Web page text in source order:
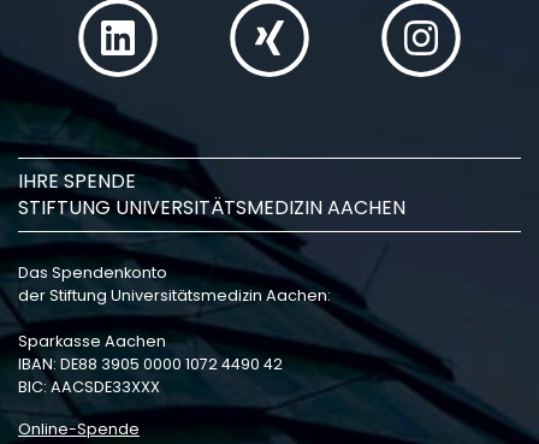
IHRE SPENDE
STIFTUNG UNIVERSITÄTSMEDIZIN AACHEN
Das Spendenkonto
der Stiftung Universitätsmedizin Aachen:
Sparkasse Aachen
IBAN: DE88 3905 0000 1072 4490 42
BIC: AACSDE33XXX
Online-Spende